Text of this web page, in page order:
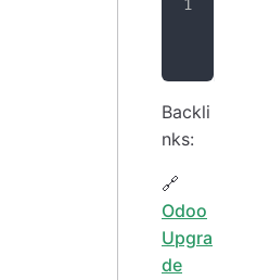
Backli
nks:
🔗
Odoo
Upgra
de